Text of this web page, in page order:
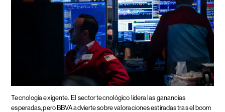
Tecnología exigente. El sector tecnológico lidera las ganancias
esperadas, pero BBVA advierte sobre valoraciones estiradas tras el boom